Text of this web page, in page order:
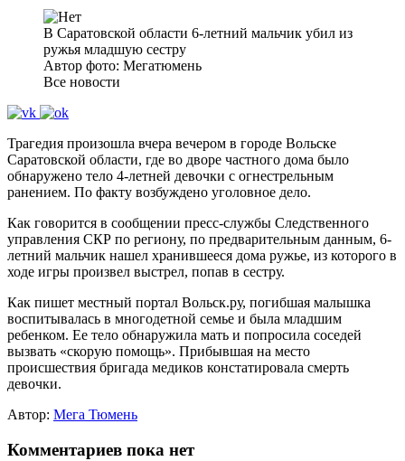
В Саратовской области 6-летний мальчик убил из
ружья младшую сестру
Автор фото: Мегатюмень
Все новости
Трагедия произошла вчера вечером в городе Вольске
Саратовской области, где во дворе частного дома было
обнаружено тело 4-летней девочки с огнестрельным
ранением. По факту возбуждено уголовное дело.
Как говорится в сообщении пресс-службы Следственного
управления СКР по региону, по предварительным данным, 6-
летний мальчик нашел хранившееся дома ружье, из которого в
ходе игры произвел выстрел, попав в сестру.
Как пишет местный портал Вольск.ру, погибшая малышка
воспитывалась в многодетной семье и была младшим
ребенком. Ее тело обнаружила мать и попросила соседей
вызвать «скорую помощь». Прибывшая на место
происшествия бригада медиков констатировала смерть
девочки.
Автор: Мега Тюмень
Комментариев пока нет